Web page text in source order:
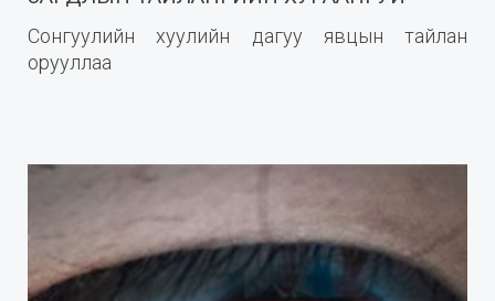
Сонгуулийн хуулийн дагуу явцын тайлан
орууллаа